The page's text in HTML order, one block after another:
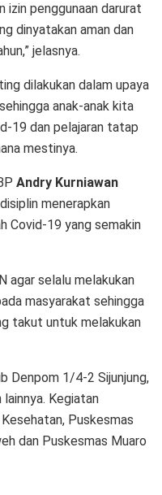
izin penggunaan darurat
dinyatakan aman dan
jelasnya.
dilakukan dalam upaya
anak-anak kita
19 dan pelajaran tatap
mestinya.
Andry Kurniawan
menerapkan
Covid-19 yang semakin
agar selalu melakukan
masyarakat sehingga
takut untuk melakukan
Denpom 1/4-2 Sijunjung,
Kegiatan
Puskesmas
dan Puskesmas Muaro